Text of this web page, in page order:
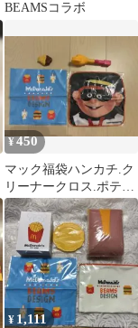
BEAMSコラボ
¥450
マック福袋ハンカチ.ク
リーナークロス.ポテト
ハンドキャッチャー.ナ
ゲットクリップ
¥ 1,111